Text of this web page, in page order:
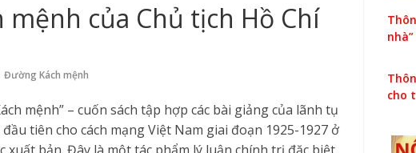
của Chủ tịch Hồ Chí
Đường Kách mệnh
mệnh” – cuốn sách tập hợp các bài giảng của lãnh tụ
tiên cho cách mạng Việt Nam giai đoạn 1925-1927 ở
cho